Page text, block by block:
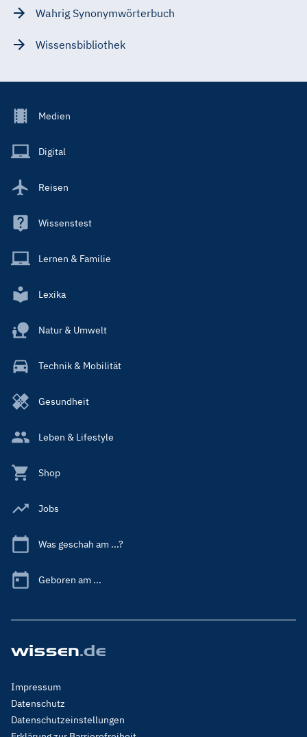
Wahrig Synonymwörterbuch
Wissensbibliothek
Footer
Main
Medien
Digital
Reisen
Wissenstest
Lernen & Familie
Lexika
Natur & Umwelt
Technik & Mobilität
Gesundheit
Leben & Lifestyle
Shop
Jobs
Was geschah am ...?
Geboren am ...
Footer
Menu
Legal
Impressum
Datenschutz
Datenschutzeinstellungen